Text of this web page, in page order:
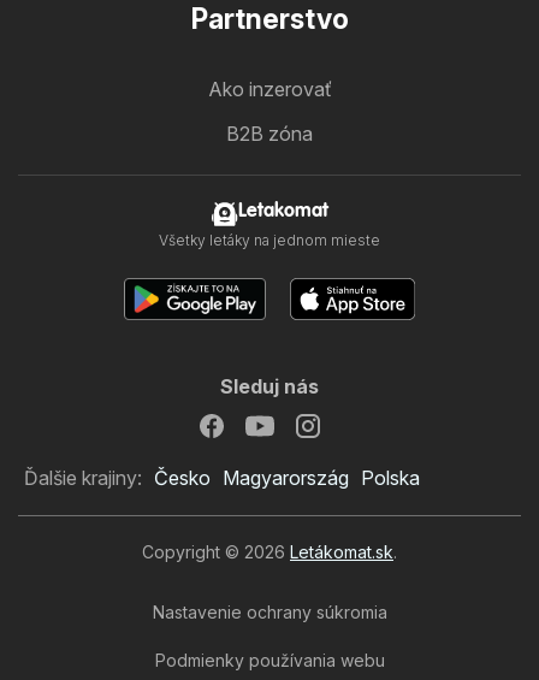
Partnerstvo
Ako inzerovať
B2B zóna
Letakomat
Všetky letáky na jednom mieste
Sleduj nás
Ďalšie krajiny: Česko Magyarország Polska
Copyright © 2026 Letákomat.sk.
Nastavenie ochrany súkromia
Podmienky používania webu